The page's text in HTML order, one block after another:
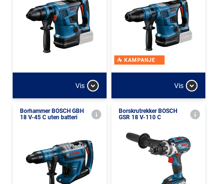
Vis
KAMPANJE
Vis
Borhammer BOSCH GBH
18 V-45 C uten batteri
Borskrutrekker BOSCH
GSR 18 V-110 C